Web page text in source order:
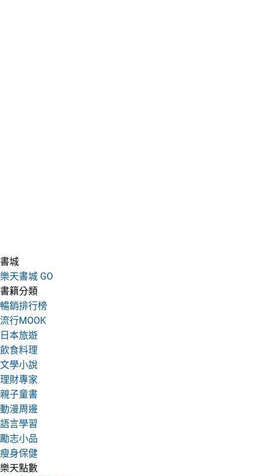
書城
樂天書城 GO
書籍分類
暢銷排行榜
流行MOOK
日本旅遊
飲食料理
文學小說
理財專家
親子童書
動漫周邊
語言學習
勵志小品
瘦身保健
樂天點數